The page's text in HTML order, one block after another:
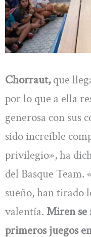
Chorraut,que
por lo que a ella
generosa con sus
sido increíble
privilegio», ha
del Basque
sueño, han tirado
valentía. Miren se
primeros juegos